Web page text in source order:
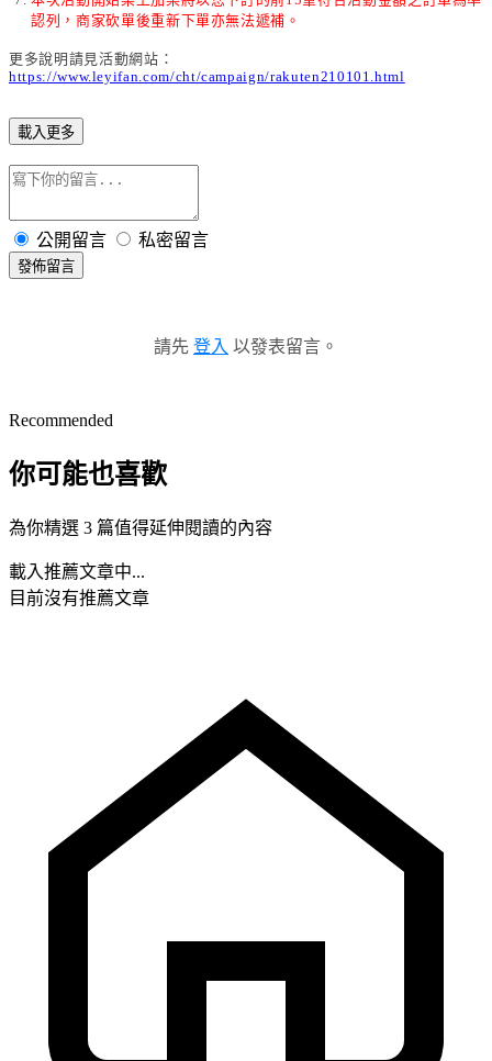
認列，商家砍單後重新下單亦無法遞補。
更多說明請見活動網站：
https://www.leyifan.com/cht/campaign/rakuten210101.html
載入更多
公開留言 私密留言
發佈留言
請先 登入 以發表留言。
Recommended
你可能也喜歡
為你精選 3 篇值得延伸閱讀的內容
載入推薦文章中...
目前沒有推薦文章